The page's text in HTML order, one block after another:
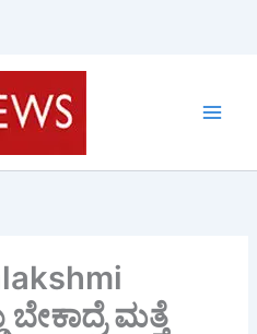
ಬೇಕಾದ್ರೆ ಮತ್ತೆ